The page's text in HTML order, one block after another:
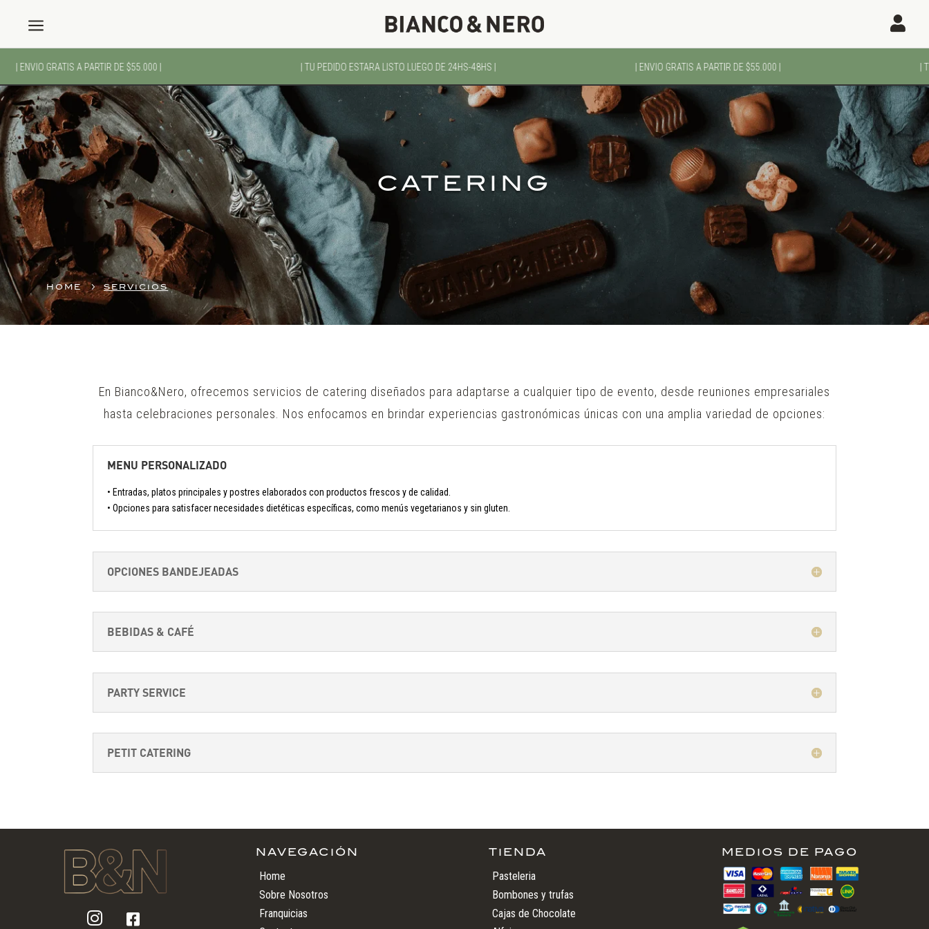
a 
HOME 5 SERVICIOS
CATERING
| ENVIO GRATIS A PARTIR DE $55.000 | | TU PEDIDO ESTARA LISTO LUEGO DE 24HS-48HS | | ENVIO GRATIS A PARTIR DE $55.000 | |
En Bianco&Nero, ofrecemos servicios de catering diseñados para adaptarse a cualquier tipo de evento, desde reuniones empresariales
hasta celebraciones personales. Nos enfocamos en brindar experiencias gastronómicas únicas con una amplia variedad de opciones:
MENU PERSONALIZADO
• Entradas, platos principales y postres elaborados con productos frescos y de calidad.
• Opciones para satisfacer necesidades dietéticas específicas, como menús vegetarianos y sin gluten.
OPCIONES BANDEJEADAS
BEBIDAS & CAFÉ
PARTY SERVICE
PETIT CATERING
 
NAVEGACIÓN
Home
Sobre Nosotros
Franquicias
TIENDA
Pasteleria
Bombones y trufas
Cajas de Chocolate
MEDIOS DE PAGO